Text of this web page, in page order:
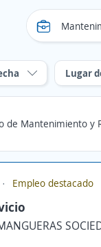
Lugar
y Reparaciones Técnicas en
Empleo destacado